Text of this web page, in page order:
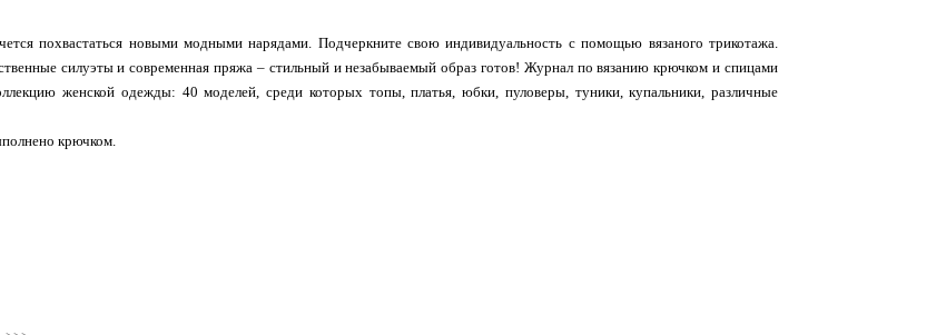
похвастаться новыми модными нарядами. Подчеркните свою индивидуальность с помощью вязаного трикотажа.
силуэты и современная пряжа – стильный и незабываемый образ готов! Журнал по вязанию крючком и спицами
женской одежды: 40 моделей, среди которых топы, платья, юбки, пуловеры, туники, купальники, различные
крючком.